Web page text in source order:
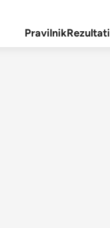
PravilnikRezultati